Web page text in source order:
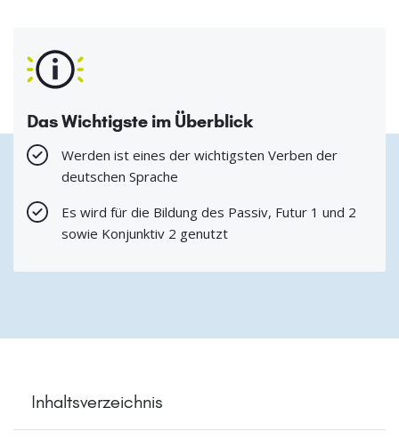
Das Wichtigste im Überblick
Werden ist eines der wichtigsten Verben der
deutschen Sprache
Es wird für die Bildung des Passiv, Futur 1 und 2
sowie Konjunktiv 2 genutzt
Inhaltsverzeichnis